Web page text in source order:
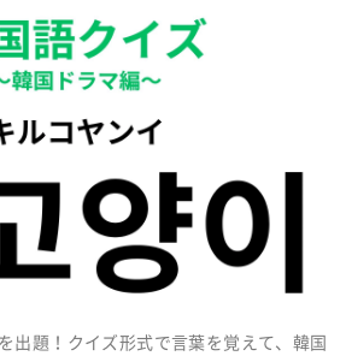
出題！クイズ形式で言葉を覚えて、韓国